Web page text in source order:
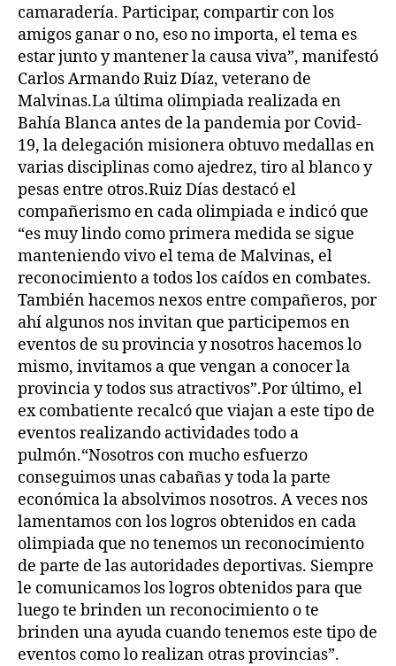
camaradería. Participar, compartir con los
amigos ganar o no, eso no importa, el tema es
estar junto y mantener la causa viva”, manifestó
Carlos Armando Ruiz Díaz, veterano de
Malvinas.La última olimpiada realizada en
Bahía Blanca antes de la pandemia por Covid-
19, la delegación misionera obtuvo medallas en
varias disciplinas como ajedrez, tiro al blanco y
pesas entre otros.Ruiz Días destacó el
compañerismo en cada olimpiada e indicó que
“es muy lindo como primera medida se sigue
manteniendo vivo el tema de Malvinas, el
reconocimiento a todos los caídos en combates.
También hacemos nexos entre compañeros, por
ahí algunos nos invitan que participemos en
eventos de su provincia y nosotros hacemos lo
mismo, invitamos a que vengan a conocer la
provincia y todos sus atractivos”.Por último, el
ex combatiente recalcó que viajan a este tipo de
eventos realizando actividades todo a
pulmón.“Nosotros con mucho esfuerzo
conseguimos unas cabañas y toda la parte
económica la absolvimos nosotros. A veces nos
lamentamos con los logros obtenidos en cada
olimpiada que no tenemos un reconocimiento
de parte de las autoridades deportivas. Siempre
le comunicamos los logros obtenidos para que
luego te brinden un reconocimiento o te
brinden una ayuda cuando tenemos este tipo de
eventos como lo realizan otras provincias”.